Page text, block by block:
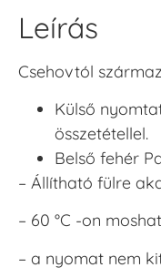
Leírás
Csehovtól
Külső
összetétellel.
Belső fehér
– Állítható fülre
– 60 °C -on
– a nyomat nem